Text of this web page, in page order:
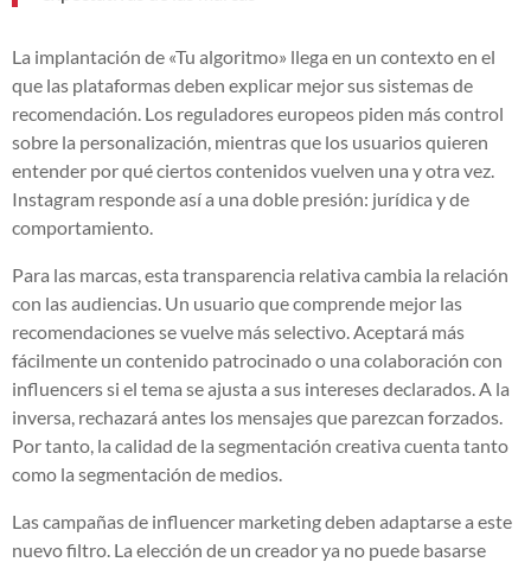
La implantación de «Tu algoritmo» llega en un contexto en el
que las plataformas deben explicar mejor sus sistemas de
recomendación. Los reguladores europeos piden más control
sobre la personalización, mientras que los usuarios quieren
entender por qué ciertos contenidos vuelven una y otra vez.
Instagram responde así a una doble presión: jurídica y de
comportamiento.
Para las marcas, esta transparencia relativa cambia la relación
con las audiencias. Un usuario que comprende mejor las
recomendaciones se vuelve más selectivo. Aceptará más
fácilmente un contenido patrocinado o una colaboración con
influencers si el tema se ajusta a sus intereses declarados. A la
inversa, rechazará antes los mensajes que parezcan forzados.
Por tanto, la calidad de la segmentación creativa cuenta tanto
como la segmentación de medios.
Las campañas de influencer marketing deben adaptarse a este
nuevo filtro. La elección de un creador ya no puede basarse